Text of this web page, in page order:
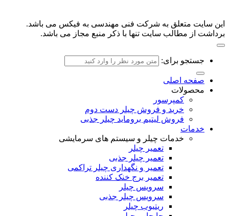
متعلق به شرکت فنی مهندسی به فیکس می باشد.
از مطالب سایت تنها با ذکر منبع مجاز می باشد.
برای:
اصلی
کمپرسور
خرید و فروش چیلر دست دوم
فروش لیتیم بروماید چیلر جذبی
خدمات چیلر و سیستم های سرمایشی
تعمیر چیلر
تعمیر چیلر جذبی
تعمیر و نگهداری چیلر تراکمی
تعمیر برج خنک کننده
سرویس چیلر
سرویس چیلر جذبی
ریتیوب چیلر